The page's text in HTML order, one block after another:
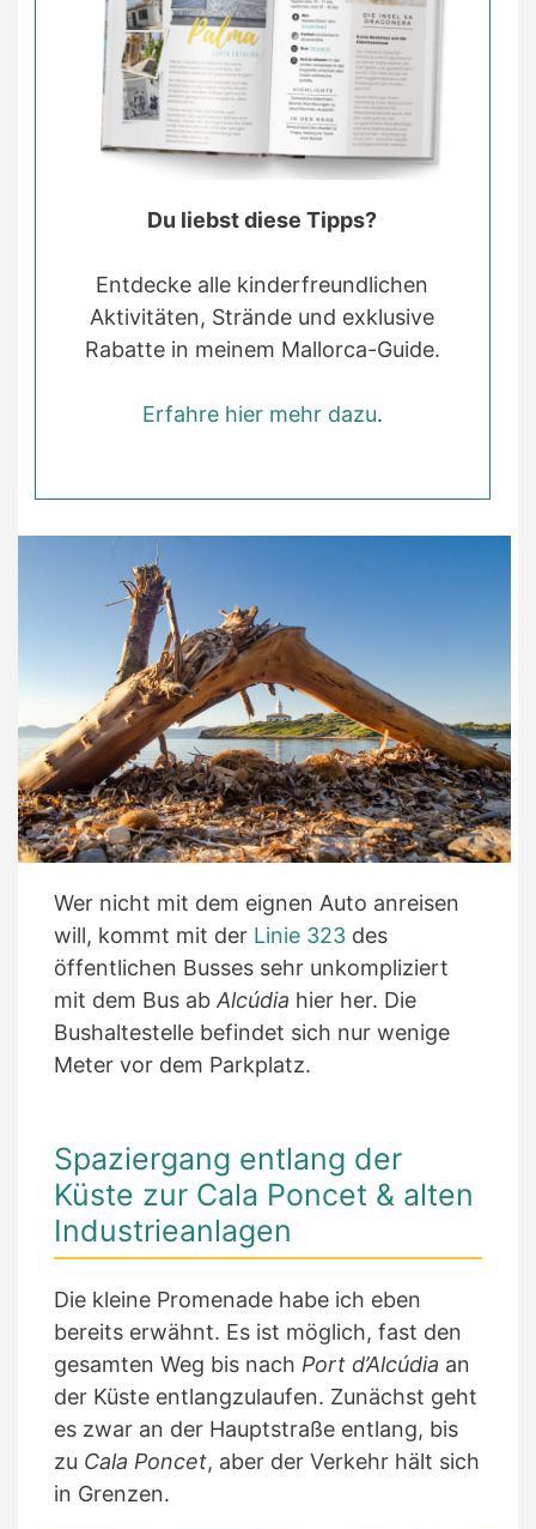
Du liebst diese Tipps?
Entdecke alle kinderfreundlichen
Aktivitäten, Strände und exklusive
Rabatte in meinem Mallorca-Guide.
Erfahre hier mehr dazu.
Wer nicht mit dem eignen Auto anreisen
will, kommt mit der Linie 323 des
öffentlichen Busses sehr unkompliziert
mit dem Bus ab Alcúdia hier her. Die
Bushaltestelle befindet sich nur wenige
Meter vor dem Parkplatz.
Spaziergang entlang der
Küste zur Cala Poncet & alten
Industrieanlagen
Die kleine Promenade habe ich eben
bereits erwähnt. Es ist möglich, fast den
gesamten Weg bis nach Port d’Alcúdia an
der Küste entlangzulaufen. Zunächst geht
es zwar an der Hauptstraße entlang, bis
zu Cala Poncet, aber der Verkehr hält sich
in Grenzen.